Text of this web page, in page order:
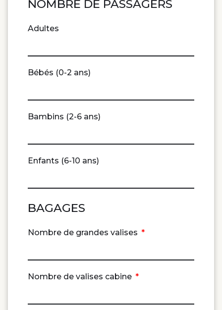
NOMBRE DE PASSAGERS
Adultes
Bébés (0-2 ans)
Bambins (2-6 ans)
Enfants (6-10 ans)
BAGAGES
Nombre de grandes valises
Nombre de valises cabine